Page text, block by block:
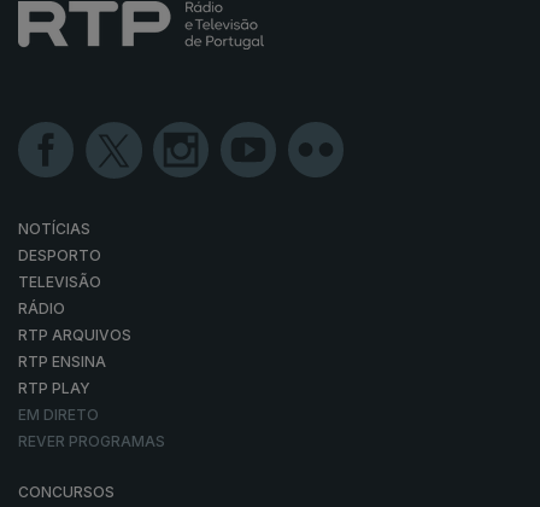
NOTÍCIAS
DESPORTO
TELEVISÃO
RÁDIO
RTP ARQUIVOS
RTP ENSINA
RTP PLAY
EM DIRETO
REVER PROGRAMAS
CONCURSOS